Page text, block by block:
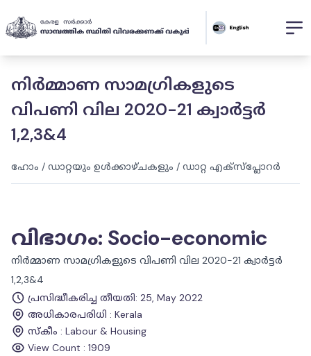
നിർമ്മാണ സാമഗ്രികളുടെ
വിപണി വില 2020-21 ക്വാർട്ടർ
1,2,3&4
ഹോം / ഡാറ്റയും ഉൾക്കാഴ്ചകളും / ഡാറ്റ എക്സ്പ്ലോറർ
വിഭാഗം: Socio-economic
നിർമ്മാണ സാമഗ്രികളുടെ വിപണി വില 2020-21 ക്വാർട്ടർ
1,2,3&4
പ്രസിദ്ധീകരിച്ച തീയതി: 25, May 2022
അധികാരപരിധി : Kerala
സ്കീം : Labour & Housing
View Count : 1909